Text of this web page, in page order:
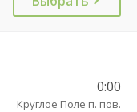
0:00
Круглое Поле п. пов.